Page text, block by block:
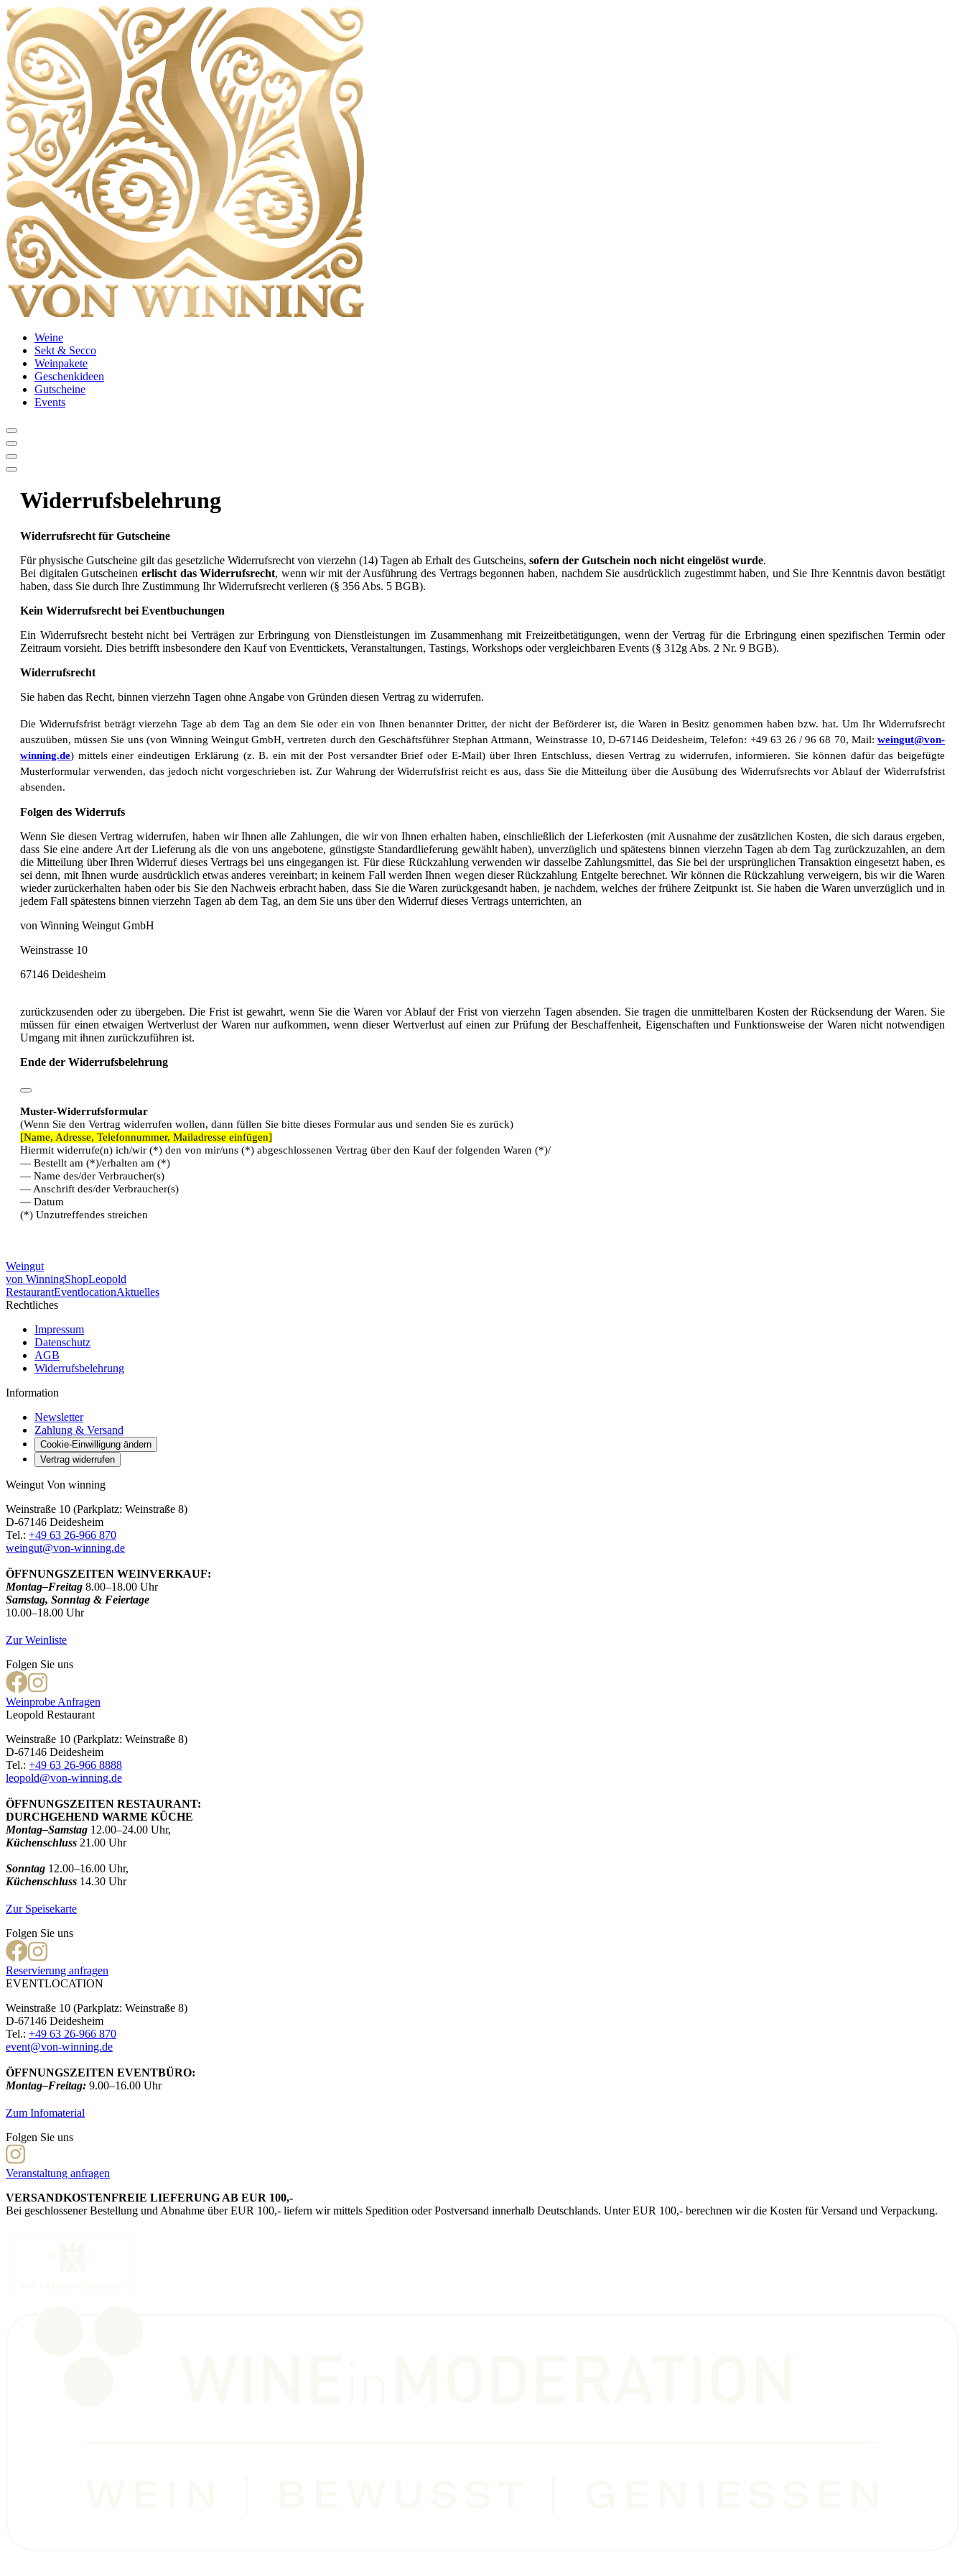
Weine
Sekt & Secco
Weinpakete
Geschenkideen
Gutscheine
Events
Widerrufsbelehrung
Widerrufsrecht für Gutscheine
Für physische Gutscheine gilt das gesetzliche Widerrufsrecht von vierzehn (14) Tagen ab Erhalt des Gutscheins, sofern der Gutschein noch nicht eingelöst wurde.
Bei digitalen Gutscheinen erlischt das Widerrufsrecht, wenn wir mit der Ausführung des Vertrags begonnen haben, nachdem Sie ausdrücklich zugestimmt haben, und Sie Ihre Kenntnis davon bestätigt
haben, dass Sie durch Ihre Zustimmung Ihr Widerrufsrecht verlieren (§ 356 Abs. 5 BGB).
Kein Widerrufsrecht bei Eventbuchungen
Ein Widerrufsrecht besteht nicht bei Verträgen zur Erbringung von Dienstleistungen im Zusammenhang mit Freizeitbetätigungen, wenn der Vertrag für die Erbringung einen spezifischen Termin oder
Zeitraum vorsieht. Dies betrifft insbesondere den Kauf von Eventtickets, Veranstaltungen, Tastings, Workshops oder vergleichbaren Events (§ 312g Abs. 2 Nr. 9 BGB).
Widerrufsrecht
Sie haben das Recht, binnen vierzehn Tagen ohne Angabe von Gründen diesen Vertrag zu widerrufen.
Die Widerrufsfrist beträgt vierzehn Tage ab dem Tag an dem Sie oder ein von Ihnen benannter Dritter, der nicht der Beförderer ist, die Waren in Besitz genommen haben bzw. hat. Um Ihr Widerrufsrecht
auszuüben, müssen Sie uns (von Winning Weingut GmbH, vertreten durch den Geschäftsführer Stephan Attmann, Weinstrasse 10, D-67146 Deidesheim, Telefon: +49 63 26 / 96 68 70, Mail: weingut@von-
winning.de) mittels einer eindeutigen Erklärung (z. B. ein mit der Post versandter Brief oder E-Mail) über Ihren Entschluss, diesen Vertrag zu widerrufen, informieren. Sie können dafür das beigefügte
Musterformular verwenden, das jedoch nicht vorgeschrieben ist. Zur Wahrung der Widerrufsfrist reicht es aus, dass Sie die Mitteilung über die Ausübung des Widerrufsrechts vor Ablauf der Widerrufsfrist
absenden.
Folgen des Widerrufs
Wenn Sie diesen Vertrag widerrufen, haben wir Ihnen alle Zahlungen, die wir von Ihnen erhalten haben, einschließlich der Lieferkosten (mit Ausnahme der zusätzlichen Kosten, die sich daraus ergeben,
dass Sie eine andere Art der Lieferung als die von uns angebotene, günstigste Standardlieferung gewählt haben), unverzüglich und spätestens binnen vierzehn Tagen ab dem Tag zurückzuzahlen, an dem
die Mitteilung über Ihren Widerruf dieses Vertrags bei uns eingegangen ist. Für diese Rückzahlung verwenden wir dasselbe Zahlungsmittel, das Sie bei der ursprünglichen Transaktion eingesetzt haben, es
sei denn, mit Ihnen wurde ausdrücklich etwas anderes vereinbart; in keinem Fall werden Ihnen wegen dieser Rückzahlung Entgelte berechnet. Wir können die Rückzahlung verweigern, bis wir die Waren
wieder zurückerhalten haben oder bis Sie den Nachweis erbracht haben, dass Sie die Waren zurückgesandt haben, je nachdem, welches der frühere Zeitpunkt ist. Sie haben die Waren unverzüglich und in
jedem Fall spätestens binnen vierzehn Tagen ab dem Tag, an dem Sie uns über den Widerruf dieses Vertrags unterrichten, an
von Winning Weingut GmbH
Weinstrasse 10
67146 Deidesheim
zurückzusenden oder zu übergeben. Die Frist ist gewahrt, wenn Sie die Waren vor Ablauf der Frist von vierzehn Tagen absenden. Sie tragen die unmittelbaren Kosten der Rücksendung der Waren. Sie
müssen für einen etwaigen Wertverlust der Waren nur aufkommen, wenn dieser Wertverlust auf einen zur Prüfung der Beschaffenheit, Eigenschaften und Funktionsweise der Waren nicht notwendigen
Umgang mit ihnen zurückzuführen ist.
Ende der Widerrufsbelehrung
Muster-Widerrufsformular
(Wenn Sie den Vertrag widerrufen wollen, dann füllen Sie bitte dieses Formular aus und senden Sie es zurück)
[Name, Adresse, Telefonnummer, Mailadresse einfügen]
Hiermit widerrufe(n) ich/wir (*) den von mir/uns (*) abgeschlossenen Vertrag über den Kauf der folgenden Waren (*)/
— Bestellt am (*)/erhalten am (*)
— Name des/der Verbraucher(s)
— Anschrift des/der Verbraucher(s)
— Datum
(*) Unzutreffendes streichen
Weingut
von WinningShopLeopold
RestaurantEventlocationAktuelles
Rechtliches
Impressum
Datenschutz
AGB
Widerrufsbelehrung
Information
Newsletter
Zahlung & Versand
Cookie-Einwilligung ändern
Vertrag widerrufen
Weingut Von winning
Weinstraße 10 (Parkplatz: Weinstraße 8)
D-67146 Deidesheim
Tel.: +49 63 26-966 870
weingut@von-winning.de
ÖFFNUNGSZEITEN WEINVERKAUF:
Montag–Freitag 8.00–18.00 Uhr
Samstag, Sonntag & Feiertage
10.00–18.00 Uhr
Zur Weinliste
Folgen Sie uns
Weinprobe Anfragen
Leopold Restaurant
Weinstraße 10 (Parkplatz: Weinstraße 8)
D-67146 Deidesheim
Tel.: +49 63 26-966 8888
leopold@von-winning.de
ÖFFNUNGSZEITEN RESTAURANT:
DURCHGEHEND WARME KÜCHE
Montag–Samstag 12.00–24.00 Uhr,
Küchenschluss 21.00 Uhr
Sonntag 12.00–16.00 Uhr,
Küchenschluss 14.30 Uhr
Zur Speisekarte
Folgen Sie uns
Reservierung anfragen
EVENTLOCATION
Weinstraße 10 (Parkplatz: Weinstraße 8)
D-67146 Deidesheim
Tel.: +49 63 26-966 870
event@von-winning.de
ÖFFNUNGSZEITEN EVENTBÜRO:
Montag–Freitag: 9.00–16.00 Uhr
Zum Infomaterial
Folgen Sie uns
Veranstaltung anfragen
VERSANDKOSTENFREIE LIEFERUNG AB EUR 100,-
Bei geschlossener Bestellung und Abnahme über EUR 100,- liefern wir mittels Spedition oder Postversand innerhalb Deutschlands. Unter EUR 100,- berechnen wir die Kosten für Versand und Verpackung.